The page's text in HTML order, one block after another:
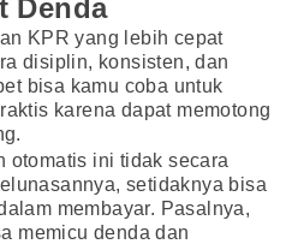
Denda
KPR yang lebih cepat
disiplin, konsisten, dan
bisa kamu coba untuk
karena dapat memotong
otomatis ini tidak secara
setidaknya bisa
membayar. Pasalnya,
memicu denda dan